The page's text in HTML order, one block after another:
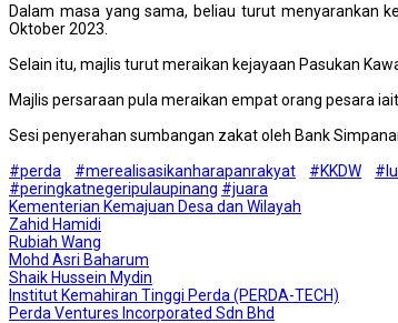
Dalam masa yang sama, beliau turut menyarankan
Oktober 2023.
Selain itu, majlis turut meraikan kejayaan Pasukan
Majlis persaraan pula meraikan empat orang pesara
Sesi penyerahan sumbangan zakat oleh Bank
#perda
#merealisasikanharapanrakyat #KKDW
#peringkatnegeripulaupinang #juara
Kementerian Kemajuan Desa dan Wilayah
Zahid Hamidi
Rubiah Wang
Mohd Asri Baharum
Shaik Hussein Mydin
Institut Kemahiran Tinggi Perda (PERDA-TECH)
Perda Ventures Incorporated Sdn Bhd